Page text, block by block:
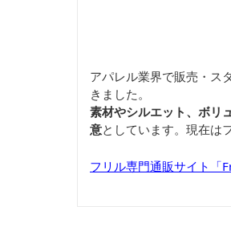
アパレル業界で販売・ス
きました。
素材やシルエット、ボリ
意としています。現在は
フリル専門通販サイト「